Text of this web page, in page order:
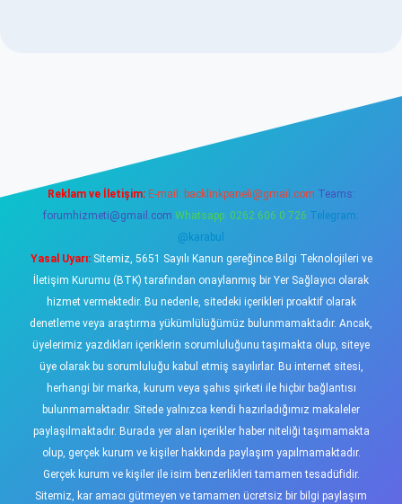
Reklam ve İletişim: E-mail: backlinkpaneli@gmail.com Teams:
forumhizmeti@gmail.com Whatsapp: 0262 606 0 726 Telegram:
@karabul
Yasal Uyarı:Sitemiz, 5651 Sayılı Kanun gereğince Bilgi Teknolojileri ve
İletişim Kurumu (BTK) tarafından onaylanmış bir Yer Sağlayıcı olarak
hizmet vermektedir. Bu nedenle, sitedeki içerikleri proaktif olarak
denetleme veya araştırma yükümlülüğümüz bulunmamaktadır. Ancak,
üyelerimiz yazdıkları içeriklerin sorumluluğunu taşımakta olup, siteye
üye olarak bu sorumluluğu kabul etmiş sayılırlar. Bu internet sitesi,
herhangi bir marka, kurum veya şahıs şirketi ile hiçbir bağlantısı
bulunmamaktadır. Sitede yalnızca kendi hazırladığımız makaleler
paylaşılmaktadır. Burada yer alan içerikler haber niteliği taşımamakta
olup, gerçek kurum ve kişiler hakkında paylaşım yapılmamaktadır.
Gerçek kurum ve kişiler ile isim benzerlikleri tamamen tesadüfidir.
Sitemiz, kar amacı gütmeyen ve tamamen ücretsiz bir bilgi paylaşım